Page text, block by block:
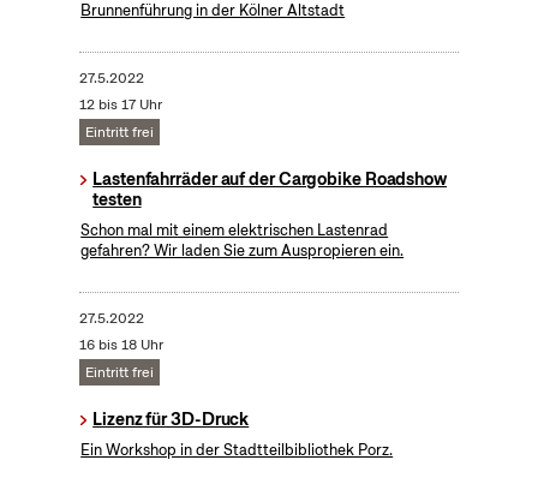
Brunnenführung in der Kölner Altstadt
27.5.2022
12 bis 17 Uhr
Eintritt frei
Lastenfahrräder auf der Cargobike Roadshow
testen
Schon mal mit einem elektrischen Lastenrad
gefahren? Wir laden Sie zum Auspropieren ein.
27.5.2022
16 bis 18 Uhr
Eintritt frei
Lizenz für 3D-Druck
Ein Workshop in der Stadtteilbibliothek Porz.